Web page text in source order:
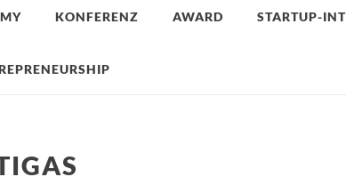
KONFERENZ AWARD STARTUP-